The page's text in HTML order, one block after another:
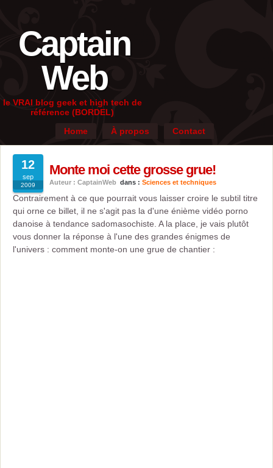
Captain
Web
le VRAI blog geek et high tech de
référence (BORDEL)
Home
À propos Contact
12
sep
2009
Monte moi cette grosse grue!
Auteur : CaptainWeb dans : Sciences et techniques
Contrairement à ce que pourrait vous laisser croire le subtil titre
qui orne ce billet, il ne s'agit pas la d'une énième vidéo porno
danoise à tendance sadomasochiste. A la place, je vais plutôt
vous donner la réponse à l'une des grandes énigmes de
l'univers : comment monte-on une grue de chantier :